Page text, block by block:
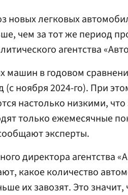
новых легковых
чем за тот же период
агентства
машин в годовом
(с ноября 2024-го). При
настолько низкими,
только ежемесячные
эксперты.
директора агентства
какое количество
их завозят. Это